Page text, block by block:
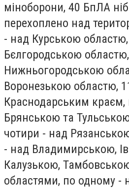
міноборони, 40 БпЛА
перехоплено над
- над Курською
Бєлгородською
Нижньогородською
Воронезькою областю,
Краснодарським краєм,
Брянською та
чотири - над
- над Владимирською,
Калузькою,
областями, по одному -